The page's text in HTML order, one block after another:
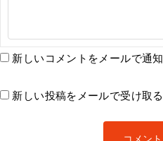
新しいコメントをメールで通知
新しい投稿をメールで受け取る